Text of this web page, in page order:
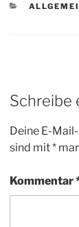
Schreibe
Deine E-
sind mit*
Kommentar